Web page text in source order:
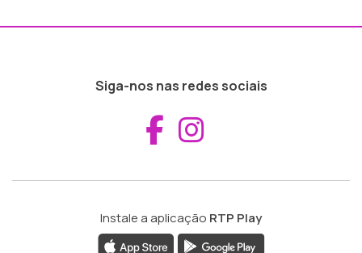
Siga-nos nas redes sociais
Aceder ao
Instale a aplicação RTP Play